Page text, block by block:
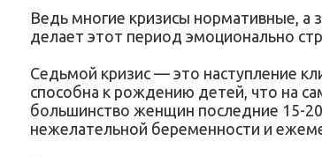
Ведь многие кризисы нормативные, а
делает этот период эмоционально
Седьмой кризис — это наступление
способна к рождению детей, что на
большинство женщин последние 15-
нежелательной беременности и